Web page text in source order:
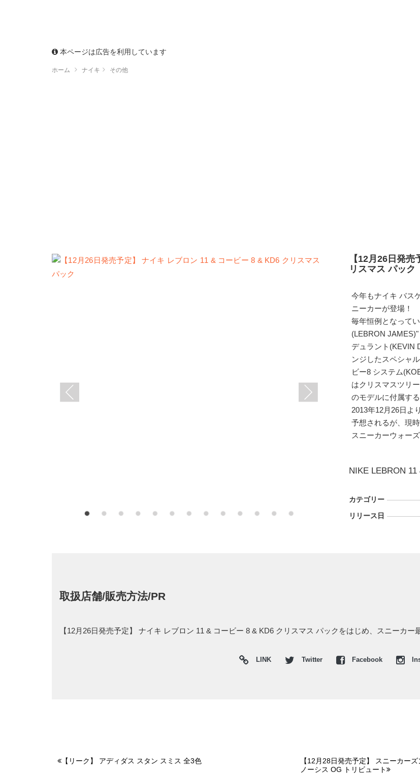
本ページは広告を利用しています
ホーム ナイキ その他
【12月26日発
リスマス パック
今年もナイキ バス
ニーカーが登場！
毎年恒例となって
(LEBRON
デュラント(KEVIN
ンジしたスペシャ
ビー8 システム
はクリスマスツリ
のモデルに付属する
2013年12月26日よ
予想されるが、現
スニーカーウォー
NIKE LEBRON
カテゴリー
リリース日
取扱店舗/販売方法/PR
【12月26日発売予定】 ナイキ レブロン 11 & コービー 8 & KD6 クリスマス パックをはじめ、スニーカー
LINK Twitter Facebook
【リーク】 アディダス スタン スミス 全3色
【12月28日発売予定】 スニーカー
ノーシス OG トリビュート